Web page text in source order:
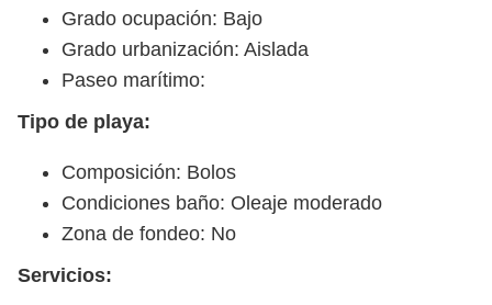
Grado ocupación: Bajo
Grado urbanización: Aislada
Paseo marítimo:
Tipo de playa:
Composición: Bolos
Condiciones baño: Oleaje moderado
Zona de fondeo: No
Servicios: